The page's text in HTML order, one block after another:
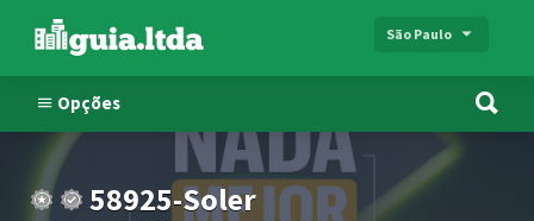
São Paulo
Opções
58925-Soler